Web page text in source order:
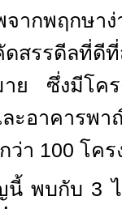
ากพฤกษา
ดสรรดีลที่ดี
าย ซึ่งมีโค
ะอาคารพ
ว่า 100 โคร
นี้ พบกับ 3